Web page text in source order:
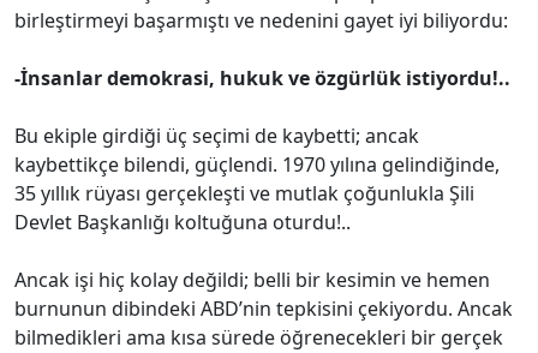
birleştirmeyi başarmıştı ve nedenini gayet iyi biliyordu:
-İnsanlar demokrasi, hukuk ve özgürlük istiyordu!..
Bu ekiple girdiği üç seçimi de kaybetti; ancak
kaybettikçe bilendi, güçlendi. 1970 yılına gelindiğinde,
35 yıllık rüyası gerçekleşti ve mutlak çoğunlukla Şili
Devlet Başkanlığı koltuğuna oturdu!..
Ancak işi hiç kolay değildi; belli bir kesimin ve hemen
burnunun dibindeki ABD’nin tepkisini çekiyordu. Ancak
bilmedikleri ama kısa sürede öğrenecekleri bir gerçek